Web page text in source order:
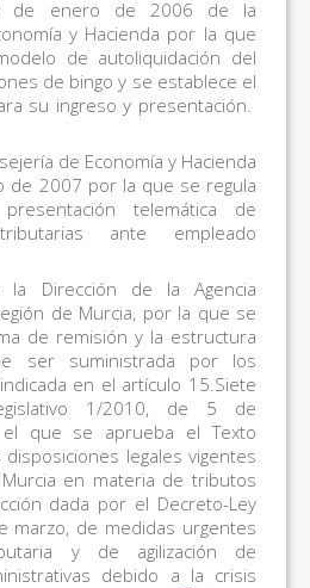
de enero de 2006 de la
y Hacienda por la que
de autoliquidación del
de bingo y se establece el
su ingreso y presentación.
de Economía y Hacienda
de 2007 por la que se regula
telemática de
ante empleado
la Dirección de la Agencia
de Murcia, por la que se
de remisión y la estructura
ser suministrada por los
en el artículo 15.Siete
1/2010, de 5 de
que se aprueba el Texto
legales vigentes
en materia de tributos
dada por el Decreto-Ley
marzo, de medidas urgentes
y de agilización de
debido a la crisis